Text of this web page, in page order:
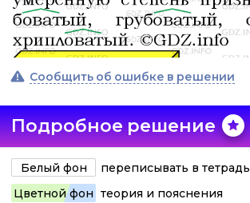
Сообщить об ошибке в решении
Подробное решение
Белый фон
переписывать в тетрадь
Цветной фон теория и пояснения